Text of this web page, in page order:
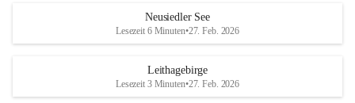
S
und den daraus folgenden wirtschaftlichen
Maßnahmen zur Bekämpfung
r
S
Neusiedler See
Lesezeit 6 Minuten•27. Feb. 2026
Leithagebirge
Lesezeit 3 Minuten•27. Feb. 2026